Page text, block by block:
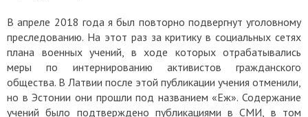
В апреле 2018 года я был повторно подвергнут уголовному
преследованию. На этот раз за критику в социальных сетях
плана военных учений, в ходе которых отрабатывались
меры по интернированию активистов гражданского
общества. В Латвии после этой публикации учения отменили,
но в Эстонии они прошли под названием «Еж». Содержание
учений было подтверждено публикациями в СМИ, в том